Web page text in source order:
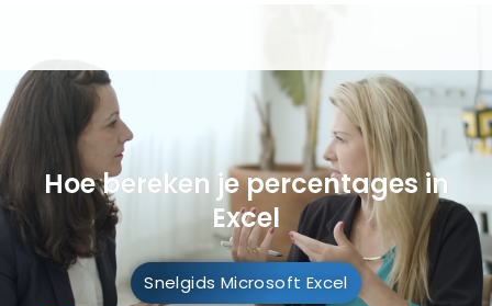
Hoe bereken je percentages in
Excel
Snelgids Microsoft Excel